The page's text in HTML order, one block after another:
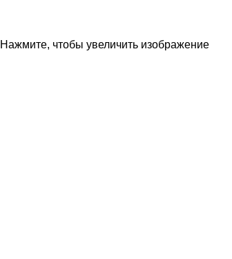
Нажмите, чтобы увеличить изображение